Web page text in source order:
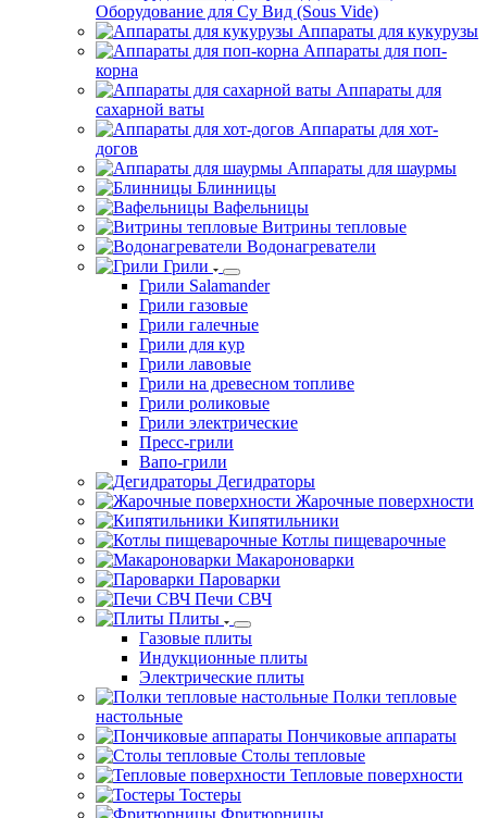
Оборудование для Су Вид (Sous Vide)
Аппараты для кукурузы
Аппараты для поп-
корна
Аппараты для
сахарной ваты
Аппараты для хот-
догов
Аппараты для шаурмы
Блинницы
Вафельницы
Витрины тепловые
Водонагреватели
Грили
Грили Salamander
Грили газовые
Грили галечные
Грили для кур
Грили лавовые
Грили на древесном топливе
Грили роликовые
Грили электрические
Пресс-грили
Вапо-грили
Дегидраторы
Жарочные поверхности
Кипятильники
Котлы пищеварочные
Макароноварки
Пароварки
Печи СВЧ
Плиты
Газовые плиты
Индукционные плиты
Электрические плиты
Полки тепловые
настольные
Пончиковые аппараты
Столы тепловые
Тепловые поверхности
Тостеры
Фритюрницы